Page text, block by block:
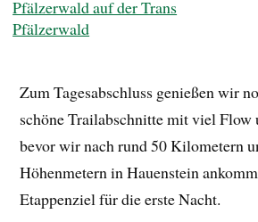
Zum Tagesabschluss genießen wir
schöne Trailabschnitte mit viel Flow
bevor wir nach rund 50 Kilometern
Höhenmetern in Hauenstein
Etappenziel für die erste Nacht.